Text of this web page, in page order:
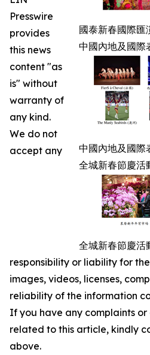
國泰新春國際匯
中國內地及國際
中國內地及國際
全城新春節慶活
全城新春節慶活
Presswire
provides
this news
content "as
is" without
warranty of
any kind.
We do not
accept any
responsibility or liability for
images, videos, licenses,
reliability of the information
If you have any complaints or
related to this article, kindly
above.